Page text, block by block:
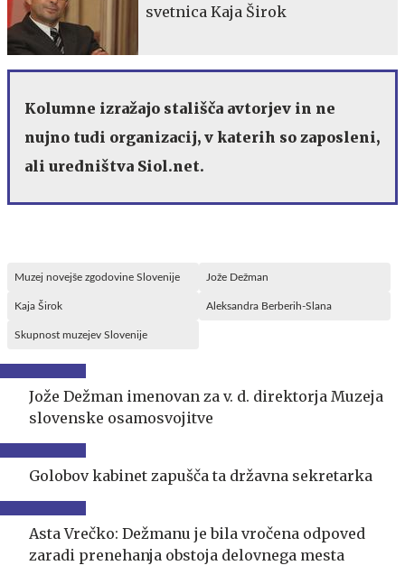
svetnica Kaja Širok
Kolumne izražajo stališča avtorjev in ne
nujno tudi organizacij, v katerih so zaposleni,
ali uredništva Siol.net.
Muzej novejše zgodovine Slovenije Jože Dežman
Kaja Širok Aleksandra Berberih-Slana
Skupnost muzejev Slovenije
Jože Dežman imenovan za v. d. direktorja Muzeja
slovenske osamosvojitve
Golobov kabinet zapušča ta državna sekretarka
Asta Vrečko: Dežmanu je bila vročena odpoved
zaradi prenehanja obstoja delovnega mesta